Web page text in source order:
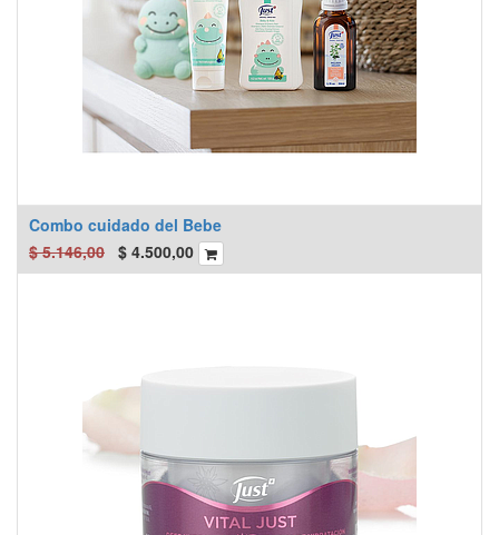
Combo cuidado del Bebe
$5.146,00 $ 4.500,00